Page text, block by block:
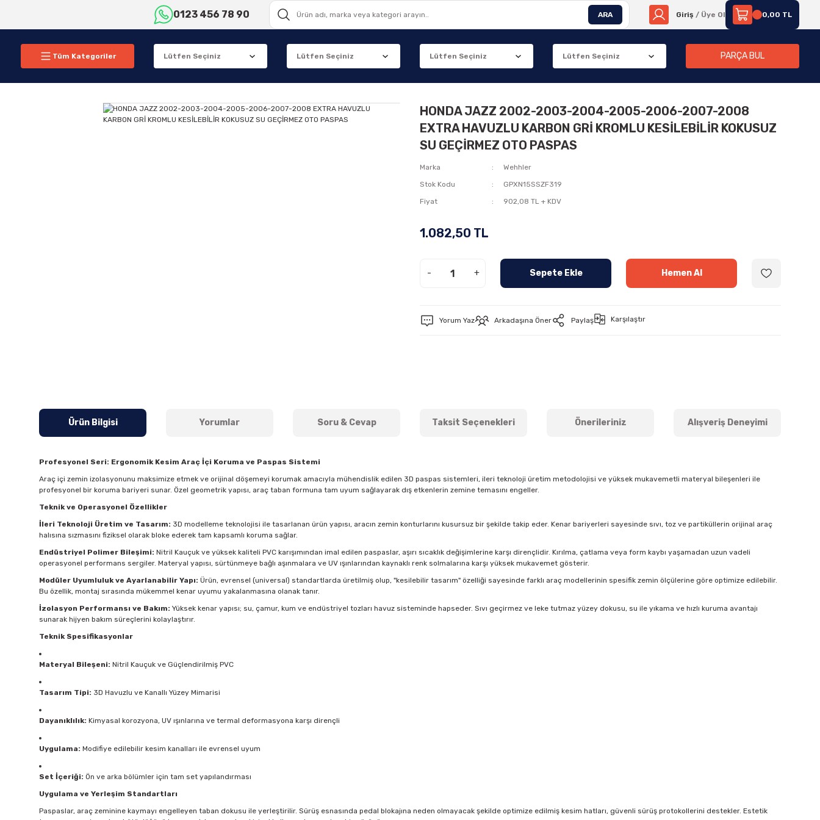
0123 456 78 90 ARA Giriş / Üye Ol 0,00 TL
Tüm Kategoriler PARÇA BUL
HONDA JAZZ 2002-2003-2004-2005-2006-2007-2008
EXTRA HAVUZLU KARBON GRİ KROMLU KESİLEBİLİR KOKUSUZ
SU GEÇİRMEZ OTO PASPAS
Marka
Wehhler
Stok Kodu
GPXN15SSZF319
Fiyat
902,08 TL + KDV
1.082,50 TL
- + Sepete Ekle Hemen Al
Yorum Yaz Arkadaşına Öner Paylaş Karşılaştır
Ürün Bilgisi Yorumlar Soru & Cevap Taksit Seçenekleri Önerileriniz Alışveriş Deneyimi
Profesyonel Seri: Ergonomik Kesim Araç İçi Koruma ve Paspas Sistemi
Araç içi zemin izolasyonunu maksimize etmek ve orijinal döşemeyi korumak amacıyla mühendislik edilen 3D paspas sistemleri, ileri teknoloji üretim metodolojisi ve yüksek mukavemetli materyal bileşenleri ile
profesyonel bir koruma bariyeri sunar. Özel geometrik yapısı, araç taban formuna tam uyum sağlayarak dış etkenlerin zemine temasını engeller.
Teknik ve Operasyonel Özellikler
İleri Teknoloji Üretim ve Tasarım: 3D modelleme teknolojisi ile tasarlanan ürün yapısı, aracın zemin konturlarını kusursuz bir şekilde takip eder. Kenar bariyerleri sayesinde sıvı, toz ve partiküllerin orijinal araç
halısına sızmasını fiziksel olarak bloke ederek tam kapsamlı koruma sağlar.
Endüstriyel Polimer Bileşimi: Nitril Kauçuk ve yüksek kaliteli PVC karışımından imal edilen paspaslar, aşırı sıcaklık değişimlerine karşı dirençlidir. Kırılma, çatlama veya form kaybı yaşamadan uzun vadeli
operasyonel performans sergiler. Materyal yapısı, sürtünmeye bağlı aşınmalara ve UV ışınlarından kaynaklı renk solmalarına karşı yüksek mukavemet gösterir.
Modüler Uyumluluk ve Ayarlanabilir Yapı: Ürün, evrensel (universal) standartlarda üretilmiş olup, "kesilebilir tasarım" özelliği sayesinde farklı araç modellerinin spesifik zemin ölçülerine göre optimize edilebilir.
Bu özellik, montaj sırasında mükemmel kenar uyumu yakalanmasına olanak tanır.
İzolasyon Performansı ve Bakım: Yüksek kenar yapısı; su, çamur, kum ve endüstriyel tozları havuz sisteminde hapseder. Sıvı geçirmez ve leke tutmaz yüzey dokusu, su ile yıkama ve hızlı kuruma avantajı
sunarak hijyen bakım süreçlerini kolaylaştırır.
Teknik Spesifikasyonlar
Materyal Bileşeni: Nitril Kauçuk ve Güçlendirilmiş PVC
Tasarım Tipi: 3D Havuzlu ve Kanallı Yüzey Mimarisi
Dayanıklılık: Kimyasal korozyona, UV ışınlarına ve termal deformasyona karşı dirençli
Uygulama: Modifiye edilebilir kesim kanalları ile evrensel uyum
Set İçeriği: Ön ve arka bölümler için tam set yapılandırması
Uygulama ve Yerleşim Standartları
Paspaslar, araç zeminine kaymayı engelleyen taban dokusu ile yerleştirilir. Sürüş esnasında pedal blokajına neden olmayacak şekilde optimize edilmiş kesim hatları, güvenli sürüş protokollerini destekler. Estetik